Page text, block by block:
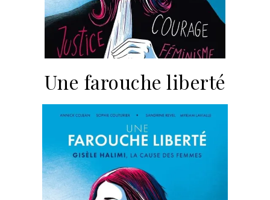
Une farouche liberté